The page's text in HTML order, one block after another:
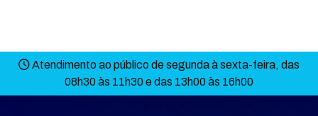
Atendimento ao público de segunda à sexta-feira, das
08h30 às 11h30 e das 13h00 às 16h00